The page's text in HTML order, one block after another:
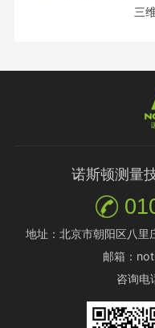
三
诺斯顿测量
地址：北京市朝阳区八
邮箱：
咨询电